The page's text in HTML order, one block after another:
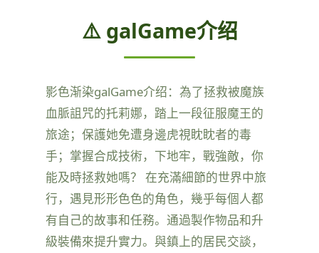
⚠️ galGame介绍
影色渐染galGame介绍：為了拯救被魔族
血脈詛咒的托莉娜，踏上一段征服魔王的
旅途；保護她免遭身邊虎視眈眈者的毒
手；掌握合成技術，下地牢，戰強敵，你
能及時拯救她嗎？ 在充滿細節的世界中旅
行，遇見形形色色的角色，幾乎每個人都
有自己的故事和任務。通過製作物品和升
級裝備來提升實力。與鎮上的居民交談，